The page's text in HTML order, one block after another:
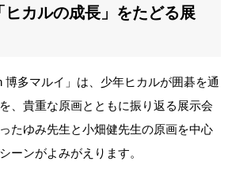
ヒカルの成長」をたどる展
博多マルイ」は、少年ヒカルが囲碁を通
、貴重な原画とともに振り返る展示会
たゆみ先生と小畑健先生の原画を中心
ーンがよみがえります。